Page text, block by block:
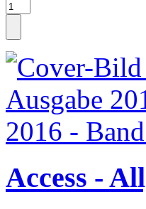
Access -